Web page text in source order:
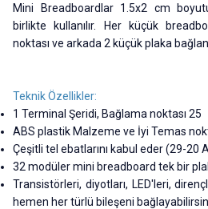
Mini Breadboardlar 1.5x2 cm
birlikte kullanılır. Her küçük
noktası ve arkada 2 küçük plaka
Teknik Özellikler:
1 Terminal Şeridi, Bağlama noktası 25
ABS plastik Malzeme ve İyi Temas
Çeşitli tel ebatlarını kabul eder (29-20
32 modüler mini breadboard tek bir
Transistörleri, diyotları, LED'leri,
hemen her türlü bileşeni